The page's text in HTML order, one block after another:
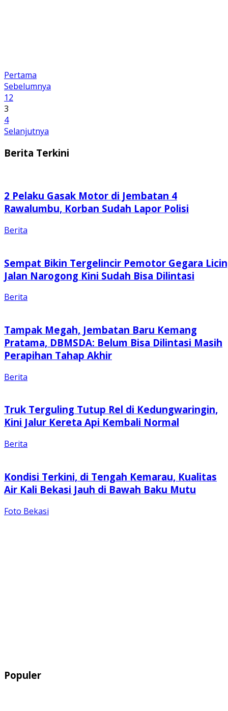
Pertama
Sebelumnya
12
3
4
Selanjutnya
Berita Terkini
2 Pelaku Gasak Motor di Jembatan 4
Rawalumbu, Korban Sudah Lapor Polisi
Berita
Sempat Bikin Tergelincir Pemotor Gegara
Jalan Narogong Kini Sudah Bisa Dilintasi
Berita
Tampak Megah, Jembatan Baru Kemang
Pratama, DBMSDA: Belum Bisa Dilintasi Masih
Perapihan Tahap Akhir
Berita
Truk Terguling Tutup Rel di Kedungwaringin,
Kini Jalur Kereta Api Kembali Normal
Berita
Kondisi Terkini, di Tengah Kemarau, Kualitas
Air Kali Bekasi Jauh di Bawah Baku Mutu
Foto Bekasi
Populer